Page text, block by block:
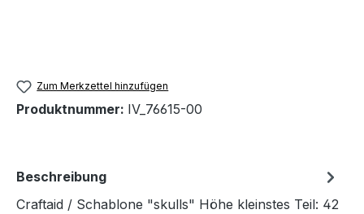
Zum Merkzettel hinzufügen
Produktnummer: IV_76615-00
Beschreibung
Craftaid / Schablone "skulls" Höhe kleinstes Teil: 42